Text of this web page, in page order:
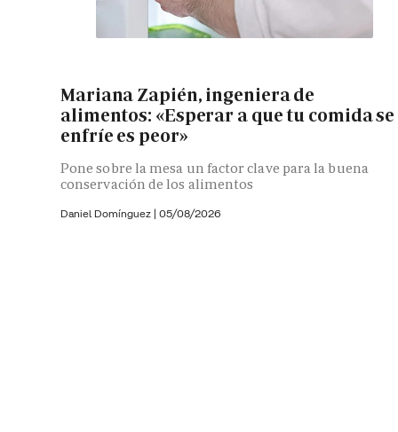
Mariana Zapién, ingeniera de
alimentos: «Esperar a que tu comida se
enfríe es peor»
Pone sobre la mesa un factor clave para la buena
conservación de los alimentos
Daniel Domínguez | 05/08/2026